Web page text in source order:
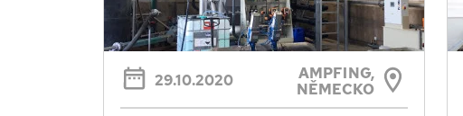
29.10.2020
AMPFING,
NĚMECKO